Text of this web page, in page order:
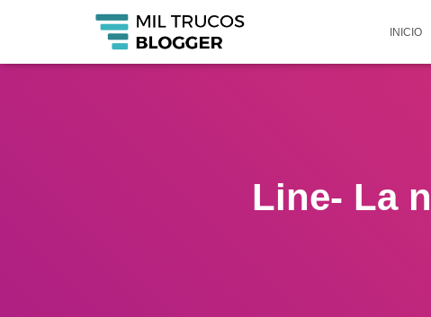
INICIO
Line- La